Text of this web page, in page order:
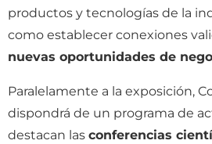
productos y tecnologías de la
como establecer conexiones
nuevas oportunidades de
Paralelamente a la exposición,
dispondrá de un programa de
destacan las conferencias